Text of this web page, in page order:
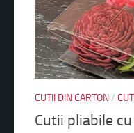
CUTII DIN CARTON/
Cutii pliabile